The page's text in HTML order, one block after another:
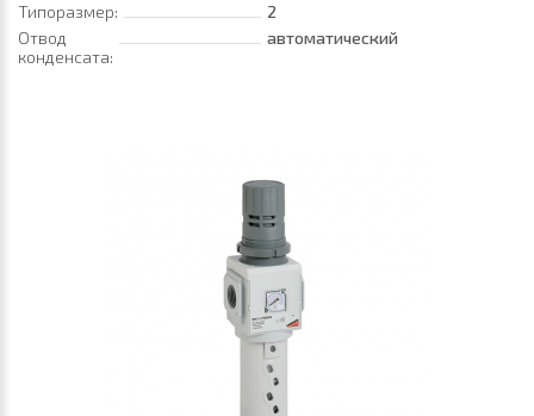
Типоразмер:
2
Отвод
конденсата:
автоматический